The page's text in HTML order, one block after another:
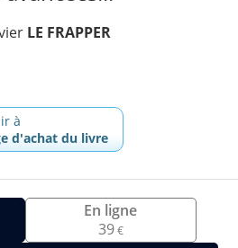
LE FRAPPER
à
d'achat du livre
En ligne
39€